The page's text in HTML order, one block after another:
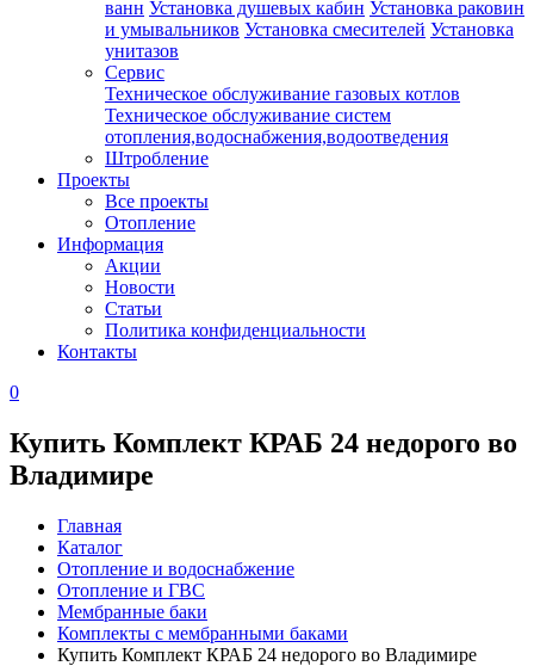
ванн Установка душевых кабин Установка раковин
и умывальников Установка смесителей Установка
унитазов
Сервис
Техническое обслуживание газовых котлов
Техническое обслуживание систем
отопления,водоснабжения,водоотведения
Штробление
Проекты
Все проекты
Отопление
Информация
Акции
Новости
Статьи
Политика конфиденциальности
Контакты
0
Купить Комплект КРАБ 24 недорого во
Владимире
Главная
Каталог
Отопление и водоснабжение
Отопление и ГВС
Мембранные баки
Комплекты с мембранными баками
Купить Комплект КРАБ 24 недорого во Владимире